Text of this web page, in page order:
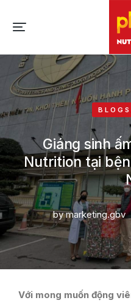
BLOGS
Giáng sinh
Nutrition tại
bymarketing.gbv
Với mong muốn động